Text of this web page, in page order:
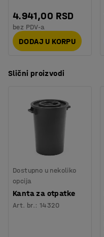
4.941,00 RSD
bez PDV-a
DODAJ U KORPU
Slični proizvodi
Dostupno u nekoliko
opcija
Kanta za otpatke
Art. br.:14320